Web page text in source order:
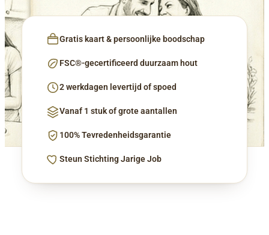
Gratis kaart & persoonlijke boodschap
FSC®-gecertificeerd duurzaam hout
2 werkdagen levertijd of spoed
Vanaf 1 stuk of grote aantallen
100% Tevredenheidsgarantie
Steun Stichting Jarige Job